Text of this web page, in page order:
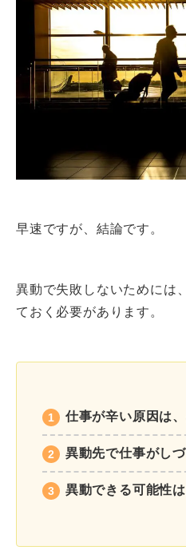
早速ですが、結論です。
異動で失敗しないためには
ておく必要があります。
仕事が辛い原因は
異動先で仕事がし
異動できる可能性